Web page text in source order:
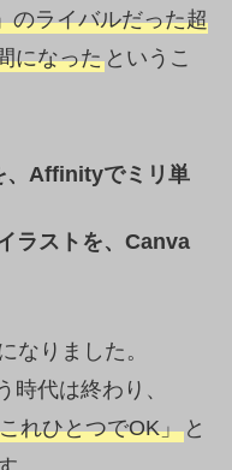
のライバルだった超
になったというこ
、Affinityでミリ単
ラストを、Canva
なりました。
時代は終わり、
れひとつでOK」と